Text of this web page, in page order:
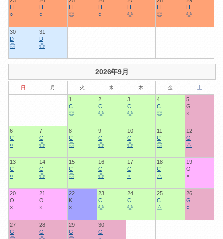
H
○
H
○
H
◎
H
○
H
◎
H
◎
H
◎
30
D
◎
31
D
◎
2026年9月
日 月 火 水 木 金 土
1
C
◎
2
C
◎
3
C
◎
4
C
◎
5
G
×
6
C
○
7
C
◎
8
C
◎
9
C
◎
10
C
◎
11
C
◎
12
G
△
13
C
○
14
C
◎
15
C
◎
16
C
◎
17
C
○
18
C
△
19
O
×
20
O
×
21
O
×
22
K
×
23
C
◎
24
C
◎
25
C
△
26
G
○
27
G
28
G
29
G
30
G